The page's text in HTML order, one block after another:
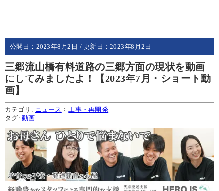
公開日： 2023年8月2日 / 更新日： 2023年8月2日
三郷流山橋有料道路の三郷方面の現状を動画
にしてみましたよ！【2023年7月・ショート動
画】
カテゴリ: ニュース >工事・再開発
タグ: 動画